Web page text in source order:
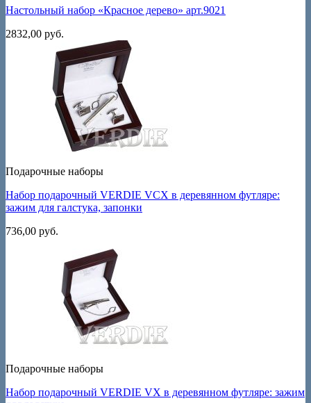
Настольный набор «Красное дерево» арт.9021
2832,00 руб.
Подарочные наборы
Набор подарочный VERDIE VCX в деревянном футляре:
зажим для галстука, запонки
736,00 руб.
Подарочные наборы
Набор подарочный VERDIE VX в деревянном футляре: зажим